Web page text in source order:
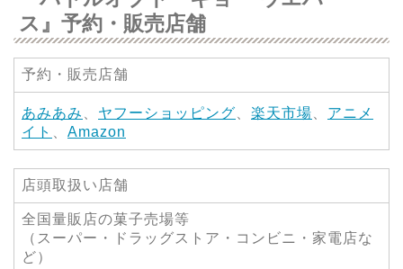
ス』予約・販売店舗
予約・販売店舗
あみあみ ヤフーショッピング 楽天市場
アニメ
イト
Amazon
店頭取扱い店舗
全国量販店の菓子売場等
（スーパー・ドラッグストア・コンビニ・家電店な
ど）